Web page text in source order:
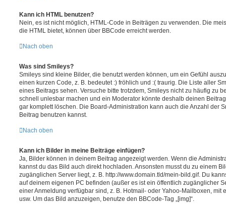
Kann ich HTML benutzen?
Nein, es ist nicht möglich, HTML-Code in Beiträgen zu verwenden. Die
die HTML bietet, können über BBCode erreicht werden.
Nach oben
Was sind Smileys?
Smileys sind kleine Bilder, die benutzt werden können, um ein Gefühl
einen kurzen Code, z. B. bedeutet :) fröhlich und :( traurig. Die Liste aller
eines Beitrags sehen. Versuche bitte trotzdem, Smileys nicht zu häufig zu
schnell unlesbar machen und ein Moderator könnte deshalb deinen
gar komplett löschen. Die Board-Administration kann auch die Anzahl der
Beitrag benutzen kannst.
Nach oben
Kann ich Bilder in meine Beiträge einfügen?
Ja, Bilder können in deinem Beitrag angezeigt werden. Wenn die
kannst du das Bild auch direkt hochladen. Ansonsten musst du zu einem
zugänglichen Server liegt, z. B. http://www.domain.tld/mein-bild.gif. Du
auf deinem eigenen PC befinden (außer es ist ein öffentlich zugänglicher
einer Anmeldung verfügbar sind, z. B. Hotmail- oder Yahoo-Mailboxen, mit
usw. Um das Bild anzuzeigen, benutze den BBCode-Tag „[img]“.